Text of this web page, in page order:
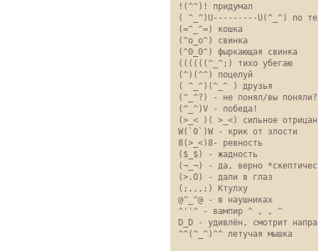
!(^^)! придумал
( ^_^)U---------U(^_^) по
(=^_^=) кошка
(^o_o^) свинка
(^0_0^) фыркающая свинка
((((((^_^;) тихо убегаю
(^)(^^) поцелуй
( ^_^)(^_^ ) друзья
(^_^?) - не понял/вы поняли?
(^_^)V - победа!
(>_< )( >_<) сильное
W(`0`)W - крик от злости
8(>_<)8- ревность
($_$) - жадность
(¬_¬) - да, верно
(>.O) - дали в глаз
(;,,,;) Ктулху
@^_^@ - в наушниках
^''^ - вампир ^ , , ^
D_D - удивлён, смотрит
^^(^_^)^^ летучая мышка